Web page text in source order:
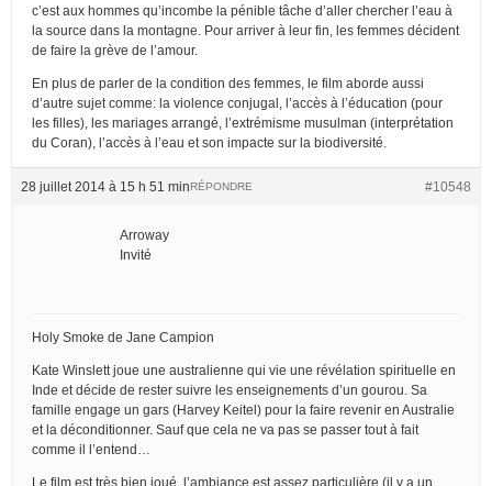
c’est aux hommes qu’incombe la pénible tâche d’aller chercher l’eau à
la source dans la montagne. Pour arriver à leur fin, les femmes décident
de faire la grève de l’amour.
En plus de parler de la condition des femmes, le film aborde aussi
d’autre sujet comme: la violence conjugal, l’accès à l’éducation (pour
les filles), les mariages arrangé, l’extrémisme musulman (interprétation
du Coran), l’accès à l’eau et son impacte sur la biodiversité.
28 juillet 2014 à 15 h 51 min #10548
RÉPONDRE
Arroway
Invité
Holy Smoke de Jane Campion
Kate Winslett joue une australienne qui vie une révélation spirituelle en
Inde et décide de rester suivre les enseignements d’un gourou. Sa
famille engage un gars (Harvey Keitel) pour la faire revenir en Australie
et la déconditionner. Sauf que cela ne va pas se passer tout à fait
comme il l’entend…
Le film est très bien joué, l’ambiance est assez particulière (il y a un